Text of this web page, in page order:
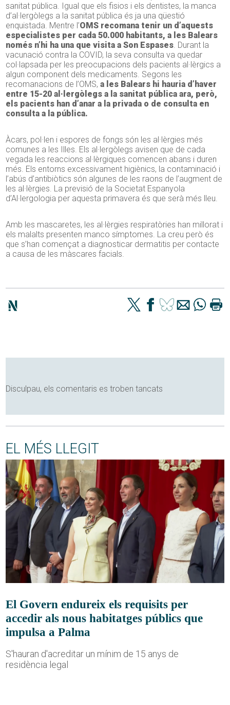
sanitat pública. Igual que els fisios i els dentistes, la manca
d’al·lergòlegs a la sanitat pública és ja una qüestió
enquistada. Mentre l’OMS recomana tenir un d’aquests
especialistes per cada 50.000 habitants, a les Balears
només n’hi ha una que visita a Son Espases. Durant la
vacunació contra la COVID, la seva consulta va quedar
col·lapsada per les preocupacions dels pacients al·lèrgics a
algun component dels medicaments. Segons les
recomanacions de l’OMS,a les Balears hi hauria d’haver
entre 15-20 al·lergòlegs a la sanitat pública ara, però,
els pacients han d’anar a la privada o de consulta en
consulta a la pública.
Àcars, pol·len i espores de fongs són les al·lèrgies més
comunes a les Illes. Els al·lergòlegs avisen que de cada
vegada les reaccions al·lèrgiques comencen abans i duren
més. Els entorns excessivament higiènics, la contaminació i
l’abús d’antibiòtics són algunes de les raons de l’augment de
les al·lèrgies. La previsió de la Societat Espanyola
d’Al·lergologia per aquesta primavera és que serà més lleu.
Amb les mascaretes, les al·lèrgies respiratòries han millorat i
els malalts presenten manco símptomes. La creu però és
que s’han començat a diagnosticar dermatitis per contacte
a causa de les màscares facials.
Disculpau, els comentaris es troben tancats
EL MÉS LLEGIT
El Govern endureix els requisits per
accedir als nous habitatges públics que
impulsa a Palma
S'hauran d'acreditar un mínim de 15 anys de
residència legal